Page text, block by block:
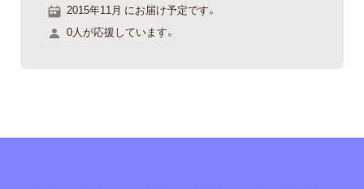
2015年11月 にお届け予定です。
0人が応援しています。